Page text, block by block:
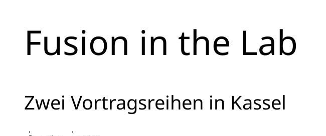
Fusion in the Lab
Zwei Vortragsreihen in Kassel